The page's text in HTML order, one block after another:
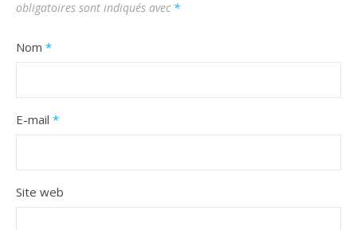
obligatoires sont indiqués avec *
Nom *
E-mail *
Site web